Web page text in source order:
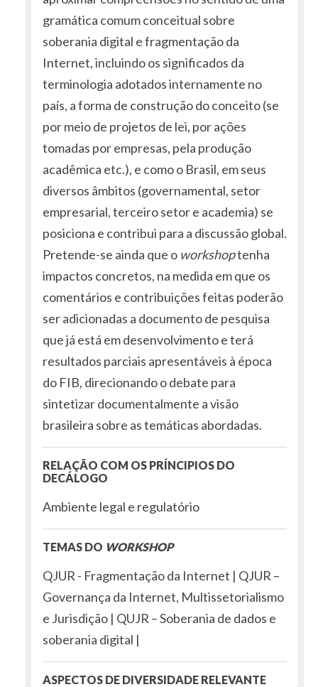
gramática comum conceitual sobre
soberania digital e fragmentação da
Internet, incluindo os significados da
terminologia adotados internamente no
país, a forma de construção do conceito (se
por meio de projetos de lei, por ações
tomadas por empresas, pela produção
acadêmica etc.), e como o Brasil, em seus
diversos âmbitos (governamental, setor
empresarial, terceiro setor e academia) se
posiciona e contribui para a discussão global.
Pretende-se ainda que o workshoptenha
impactos concretos, na medida em que os
comentários e contribuições feitas poderão
ser adicionadas a documento de pesquisa
que já está em desenvolvimento e terá
resultados parciais apresentáveis à época
do FIB, direcionando o debate para
sintetizar documentalmente a visão
brasileira sobre as temáticas abordadas.
RELAÇÃO COM OS PRÍNCIPIOS DO
DECÁLOGO
Ambiente legal e regulatório
TEMAS DO WORKSHOP
QJUR - Fragmentação da Internet | QJUR –
Governança da Internet, Multissetorialismo
e Jurisdição | QUJR – Soberania de dados e
soberania digital |
ASPECTOS DE DIVERSIDADE RELEVANTE